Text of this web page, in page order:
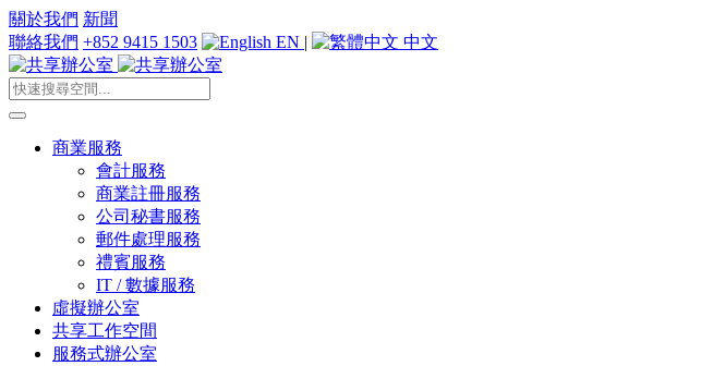
關於我們 新聞
聯絡我們 +852 9415 1503 EN | 中文
商業服務
會計服務
商業註冊服務
公司秘書服務
郵件處理服務
禮賓服務
IT / 數據服務
虛擬辦公室
共享工作空間
服務式辦公室